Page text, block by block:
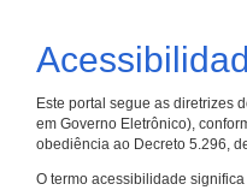
Este portal segue as diretrizes
em Governo Eletrônico),
obediência ao Decreto 5.296,
O termo acessibilidade